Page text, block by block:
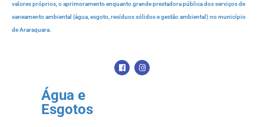
valores próprios, o aprimoramento enquanto grande prestadora pública dos serviços de
saneamento ambiental (água, esgoto, resíduos sólidos e gestão ambiental) no município
de Araraquara.
Água e
Esgotos